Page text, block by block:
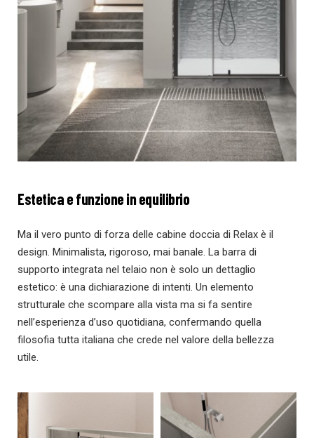
Estetica e funzione in equilibrio
Ma il vero punto di forza delle cabine doccia di Relax è il
design. Minimalista, rigoroso, mai banale. La barra di
supporto integrata nel telaio non è solo un dettaglio
estetico: è una dichiarazione di intenti. Un elemento
strutturale che scompare alla vista ma si fa sentire
nell’esperienza d’uso quotidiana, confermando quella
filosofia tutta italiana che crede nel valore della bellezza
utile.